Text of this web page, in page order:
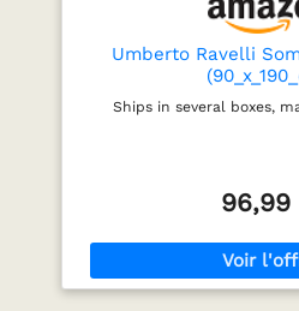
Umberto Ravelli
Ships in several boxes,
96,99